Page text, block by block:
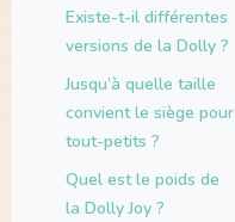
Existe-t-il différentes
versions de la Dolly ?
Jusqu’à quelle taille
convient le siège pour
tout-petits ?
Quel est le poids de
la Dolly Joy ?